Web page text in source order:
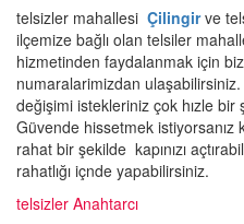
telsizler mahallesi Çilingirve
ilçemize bağlı olan telsiler
hizmetinden faydalanmak için
numaralarimizdan
değişimi istekleriniz çok hızle bir
Güvende hissetmek istiyorsanız
rahat bir şekilde kapınızı
rahatlığı içnde yapabilirsiniz.
telsizler Anahtarcı